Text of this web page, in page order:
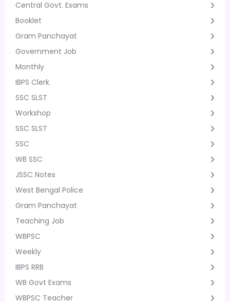
Central Govt. Exams
Booklet
Gram Panchayat
Government Job
Monthly
IBPS Clerk
SSC SLST
Workshop
SSC SLST
SSC
WB SSC
JSSC Notes
West Bengal Police
Gram Panchayat
Teaching Job
WBPSC
Weekly
IBPS RRB
WB Govt Exams
WBPSC Teacher